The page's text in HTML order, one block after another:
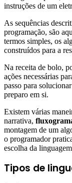
instruções de um
As sequências
programação, são
termos simples, os
construídos para a
Na receita de bolo,
ações necessárias
passo para
preparo em si.
Existem várias
narrativa,
montagem de um
o programador
escolha da
Tipos de